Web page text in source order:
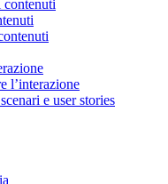
contenuti
l’interazione
e user stories